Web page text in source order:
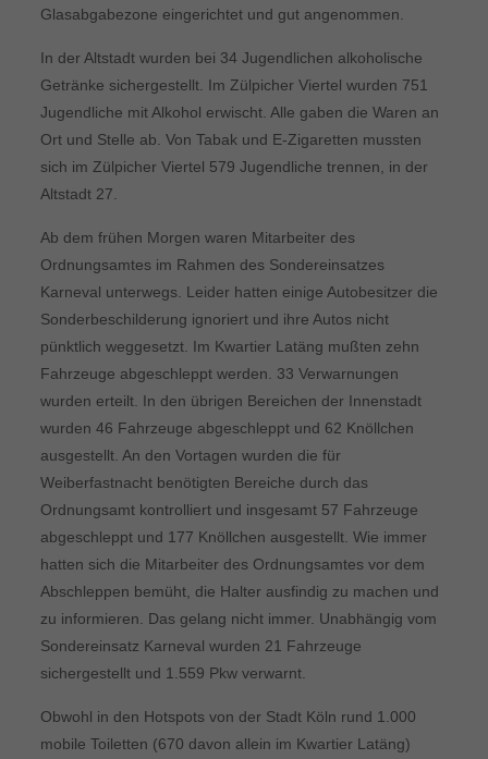
Glasabgabezone eingerichtet und gut angenommen.
In der Altstadt wurden bei 34 Jugendlichen alkoholische
Getränke sichergestellt. Im Zülpicher Viertel wurden 751
Jugendliche mit Alkohol erwischt. Alle gaben die Waren an
Ort und Stelle ab. Von Tabak und E-Zigaretten mussten
sich im Zülpicher Viertel 579 Jugendliche trennen, in der
Altstadt 27.
Ab dem frühen Morgen waren Mitarbeiter des
Ordnungsamtes im Rahmen des Sondereinsatzes
Karneval unterwegs. Leider hatten einige Autobesitzer die
Sonderbeschilderung ignoriert und ihre Autos nicht
pünktlich weggesetzt. Im Kwartier Latäng mußten zehn
Fahrzeuge abgeschleppt werden. 33 Verwarnungen
wurden erteilt. In den übrigen Bereichen der Innenstadt
wurden 46 Fahrzeuge abgeschleppt und 62 Knöllchen
ausgestellt. An den Vortagen wurden die für
Weiberfastnacht benötigten Bereiche durch das
Ordnungsamt kontrolliert und insgesamt 57 Fahrzeuge
abgeschleppt und 177 Knöllchen ausgestellt. Wie immer
hatten sich die Mitarbeiter des Ordnungsamtes vor dem
Abschleppen bemüht, die Halter ausfindig zu machen und
zu informieren. Das gelang nicht immer. Unabhängig vom
Sondereinsatz Karneval wurden 21 Fahrzeuge
sichergestellt und 1.559 Pkw verwarnt.
Obwohl in den Hotspots von der Stadt Köln rund 1.000
mobile Toiletten (670 davon allein im Kwartier Latäng)